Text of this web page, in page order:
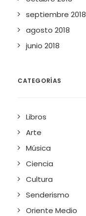
septiembre 2018
agosto 2018
junio 2018
CATEGORÍAS
Libros
Arte
Música
Ciencia
Cultura
Senderismo
Oriente Medio